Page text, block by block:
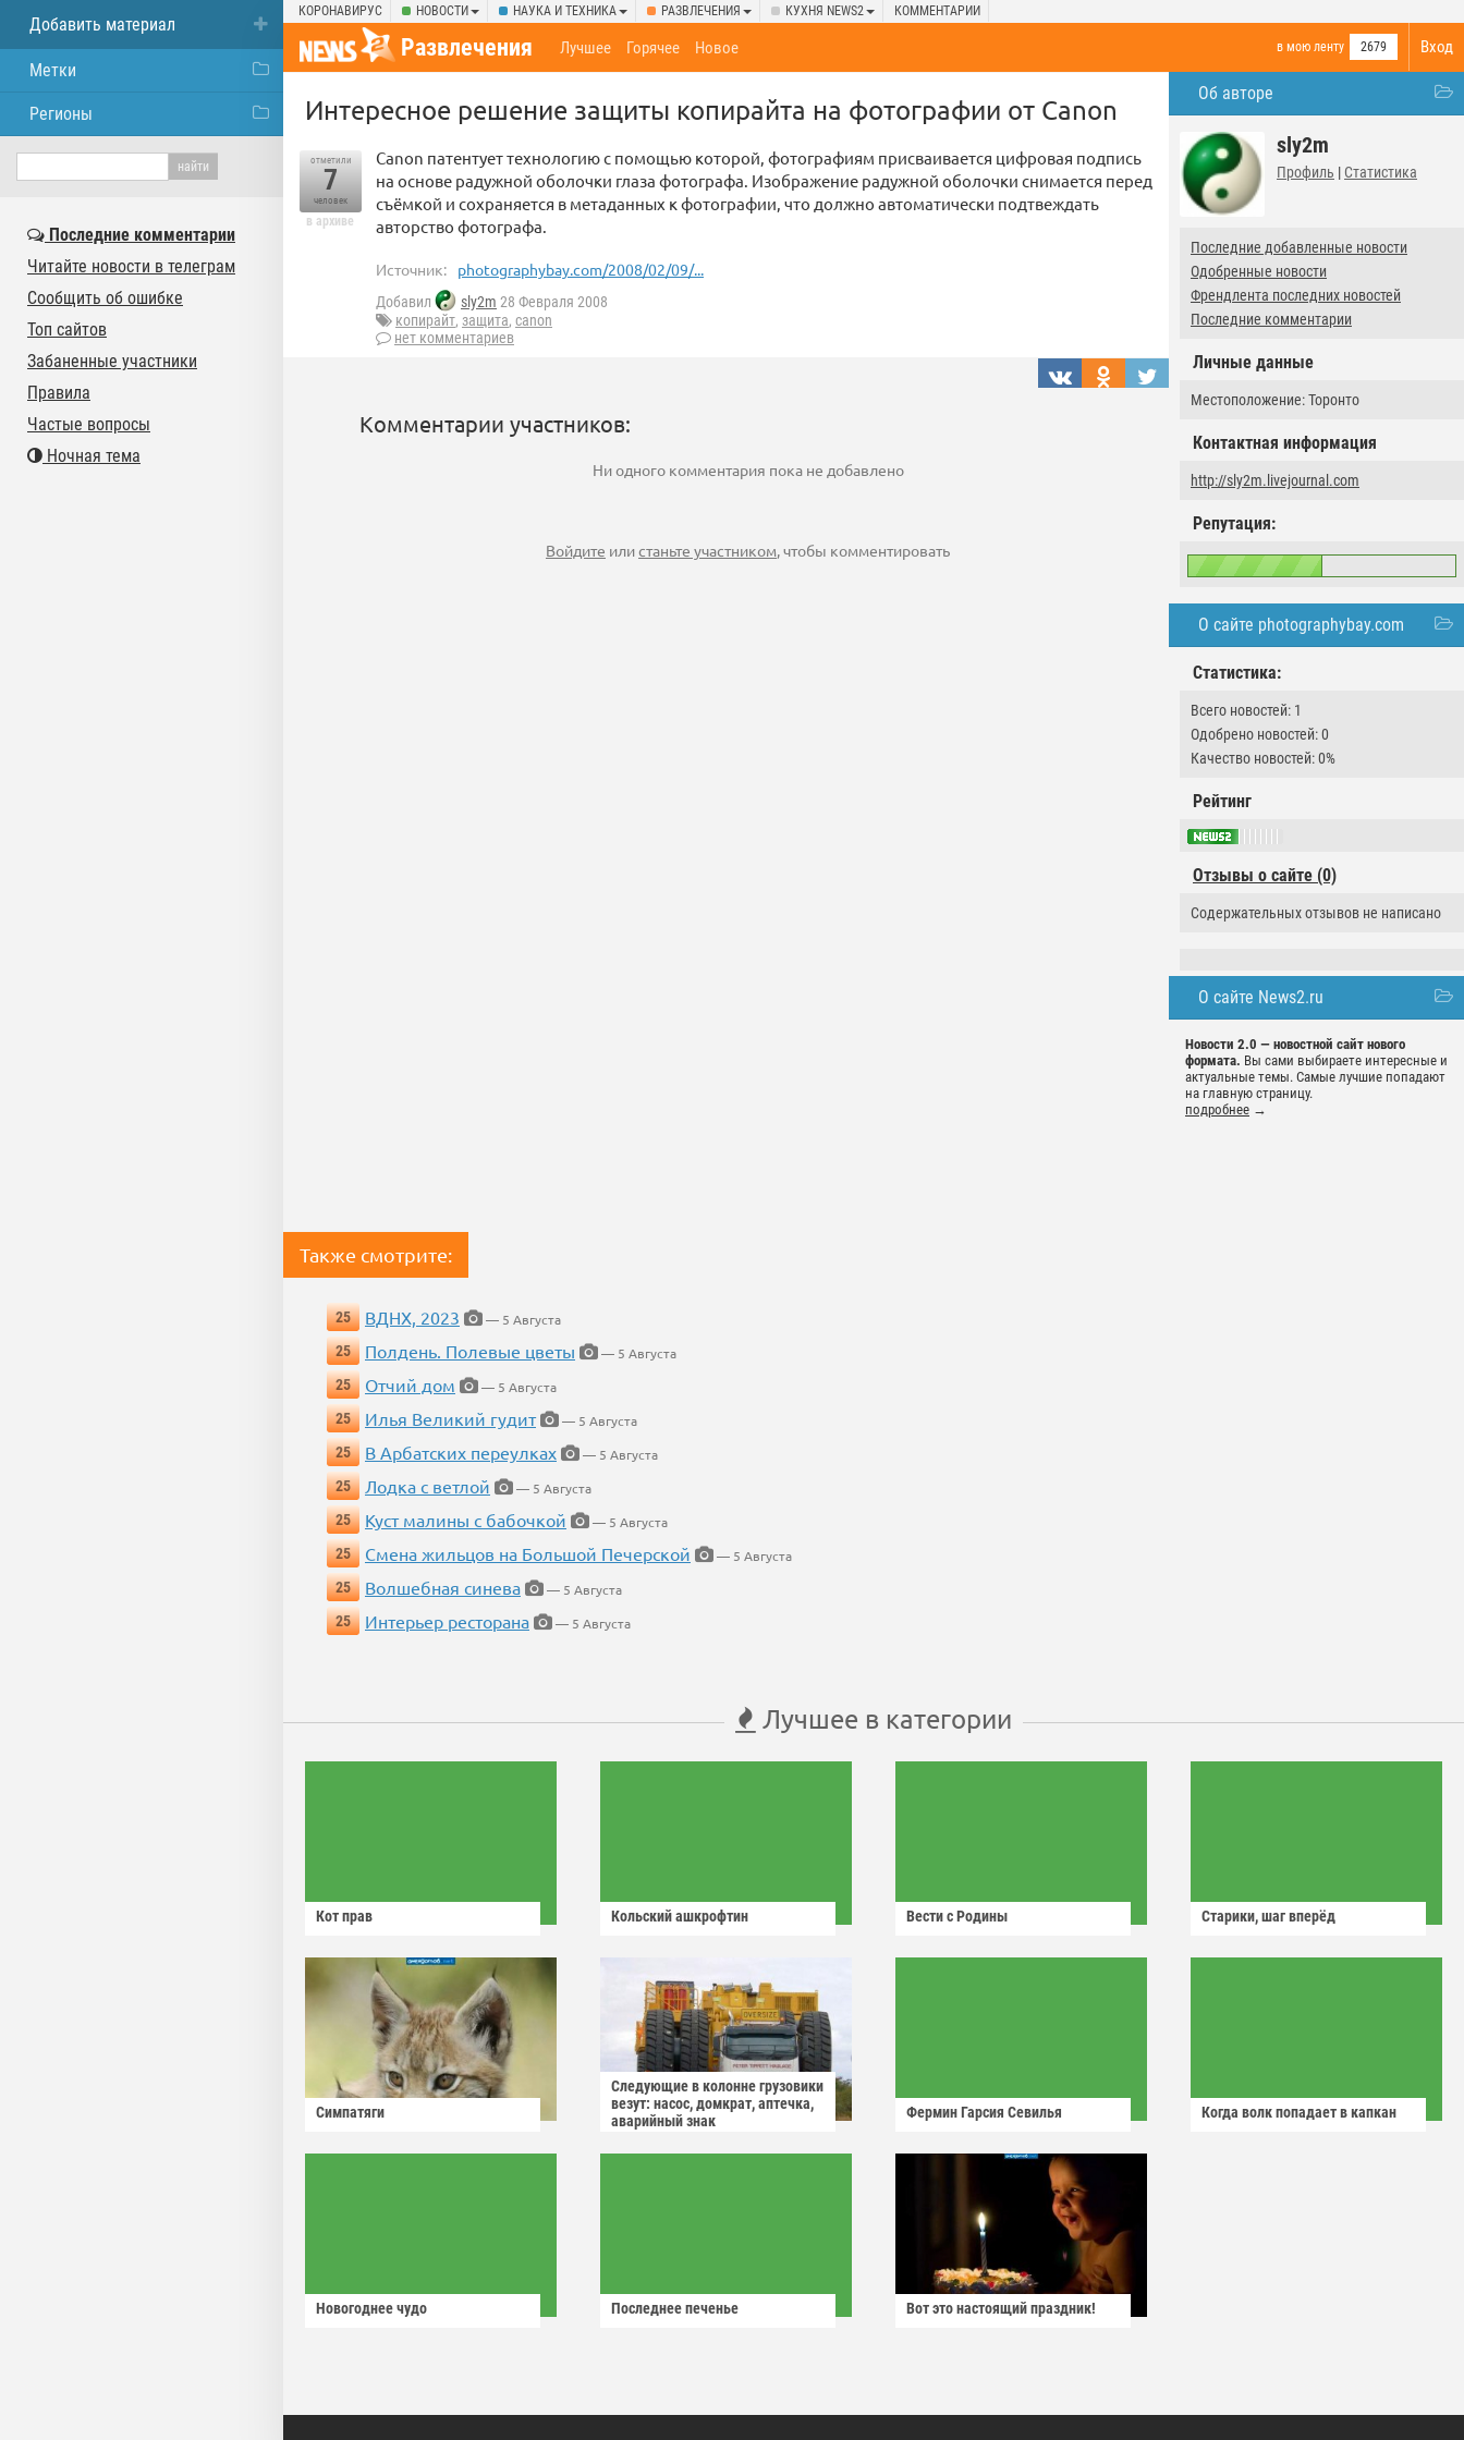
КОРОНАВИРУС НОВОСТИ НАУКА И ТЕХНИКА РАЗВЛЕЧЕНИЯ КУХНЯ NEWS2 КОММЕНТАРИИ
Вход
Развлечения в мою ленту 2679
Лучшее Горячее Новое
Об авторе
sly2m
Профиль | Статистика
Последние добавленные новости
Одобренные новости
Френдлента последних новостей
Последние комментарии
Личные данные
Местоположение: Торонто
Контактная информация
http://sly2m.livejournal.com
Репутация:
О сайте photographybay.com
Статистика:
Всего новостей: 1
Одобрено новостей: 0
Качество новостей: 0%
Рейтинг
Отзывы о сайте (0)
Содержательных отзывов не написано
О сайте News2.ru
Новости 2.0 — новостной сайт нового
формата. Вы сами выбираете интересные и
актуальные темы. Самые лучшие попадают
на главную страницу.
подробнее →
Интересное решение защиты копирайта на фотографии от Canon
отметили
7
человек
в архиве
Canon патентует технологию с помощью которой, фотографиям присваивается цифровая подпись
на основе радужной оболочки глаза фотографа. Изображение радужной оболочки снимается перед
съёмкой и сохраняется в метаданных к фотографии, что должно автоматически подтвеждать
авторство фотографа.
Источник: photographybay.com/2008/02/09/...
Добавил sly2m 28 Февраля 2008
копирайт, защита, canon
нет комментариев
Комментарии участников:
Ни одного комментария пока не добавлено
Войдите илистаньте участником, чтобы комментировать
Также смотрите:
25 ВДНХ, 2023
— 5 Августа
25
Полдень. Полевые цветы
— 5 Августа
25
Отчий дом
— 5 Августа
25
Илья Великий гудит
— 5 Августа
25
В Арбатских переулках
— 5 Августа
25
Лодка с ветлой
— 5 Августа
25
Куст малины с бабочкой
— 5 Августа
25
Смена жильцов на Большой Печерской
— 5 Августа
25
Волшебная синева
— 5 Августа
25
Интерьер ресторана — 5 Августа
Лучшее в категории
Кот прав Кольский ашкрофтин Вести с Родины Старики, шаг вперёд
Симпатяги
Следующие в колонне грузовики
везут: насос, домкрат, аптечка,
аварийный знак
Фермин Гарсия Севилья Когда волк попадает в капкан
Новогоднее чудо Последнее печенье Вот это настоящий праздник!
Добавить материал
Метки
Регионы
Последние комментарии
Читайте новости в телеграм
Сообщить об ошибке
Топ сайтов
Забаненные участники
Правила
Частые вопросы
Ночная тема